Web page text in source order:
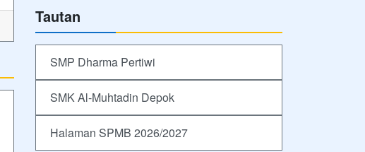
Tautan
SMP Dharma Pertiwi
SMK Al-Muhtadin Depok
Halaman SPMB 2026/2027